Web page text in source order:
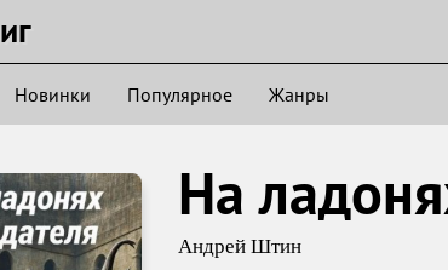
Новинки Популярное Жанры
На
Андрей Штин